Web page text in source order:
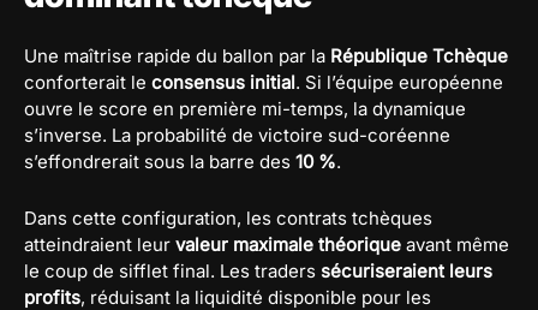
Une maîtrise rapide du ballon par la République Tchèque
conforterait le consensus initial. Si l’équipe européenne
ouvre le score en première mi-temps, la dynamique
s’inverse. La probabilité de victoire sud-coréenne
s’effondrerait sous la barre des 10 %.
Dans cette configuration, les contrats tchèques
atteindraient leur valeur maximale théorique avant même
le coup de sifflet final. Les traders sécuriseraient leurs
profits, réduisant la liquidité disponible pour les